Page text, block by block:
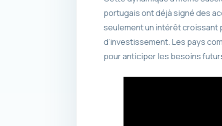
portugais ont déjà signé des
seulement un intérêt croissant
d’investissement. Les pays
pour anticiper les besoins